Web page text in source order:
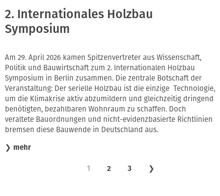
2. Internationales Holzbau
Symposium
Am 29. April 2026 kamen Spitzenvertreter aus Wissenschaft,
Politik und Bauwirtschaft zum 2. Internationalen Holzbau
Symposium in Berlin zusammen. Die zentrale Botschaft der
Veranstaltung: Der serielle Holzbau ist die einzige Technologie,
um die Klimakrise aktiv abzumildern und gleichzeitig dringend
benötigten, bezahlbaren Wohnraum zu schaffen. Doch
veraltete Bauordnungen und nicht-evidenzbasierte Richtlinien
bremsen diese Bauwende in Deutschland aus.
❯ mehr
1 2 3 ❯